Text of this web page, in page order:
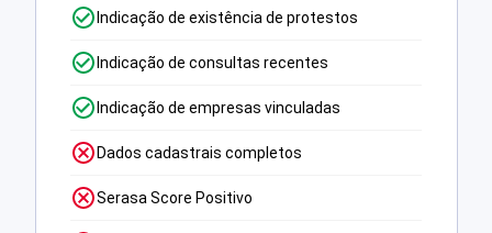
Indicação de existência de protestos
Indicação de consultas recentes
Indicação de empresas vinculadas
Dados cadastrais completos
Serasa Score Positivo